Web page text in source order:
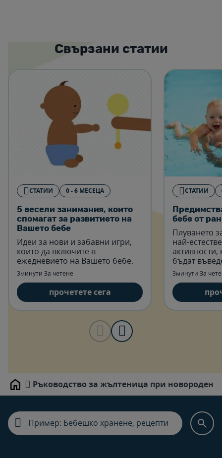
Свързани статии
СТАТИИ 0 - 6 МЕСЕЦА
5 весели занимания, които
спомагат за развитието на
Вашето бебе
Идеи за нови и забавни игри,
които да включите в
ежедневието на Вашето бебе.
3минути За четене
прочетете сега
СТАТИИ
бебе от
Плуването
най-
активности,
бъдат
месеци от
3минути За
Home Ръководство за жълтеница при новородени